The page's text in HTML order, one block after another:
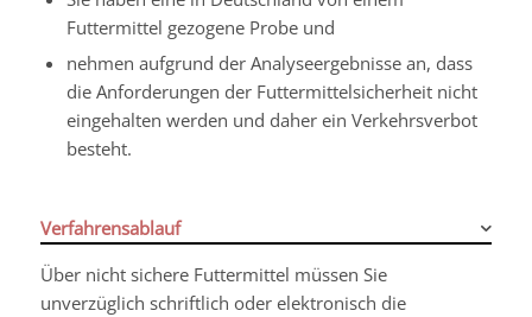
Futtermittel gezogene Probe und
nehmen aufgrund der Analyseergebnisse an, dass
die Anforderungen der Futtermittelsicherheit nicht
eingehalten werden und daher ein Verkehrsverbot
besteht.
Verfahrensablauf
Über nicht sichere Futtermittel müssen Sie
unverzüglich schriftlich oder elektronisch die